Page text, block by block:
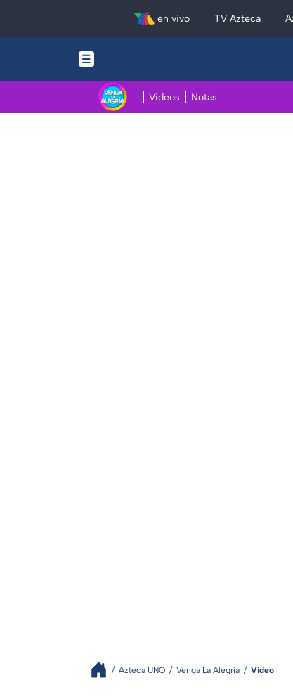
en vivo TV Azteca
Videos Notas
Azteca UNO Venga La Alegría Video